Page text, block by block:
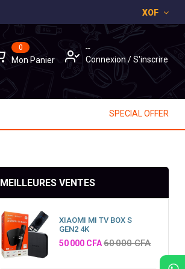
XOF
0
Mon Panier
--
Connexion/S'inscrire
SPECIAL OFFER
MEILLEURES VENTES
XIAOMI MI TV BOX S
GEN2 4K
Prix
50 000 CFA60 000 CFA